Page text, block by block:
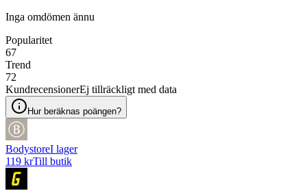
Inga omdömen ännu
Popularitet
67
Trend
72
KundrecensionerEj tillräckligt med data
Hur beräknas poängen?
BodystoreI lager
119 krTill butik